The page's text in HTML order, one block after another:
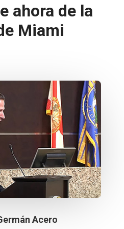
ahora de la
Miami
Acero